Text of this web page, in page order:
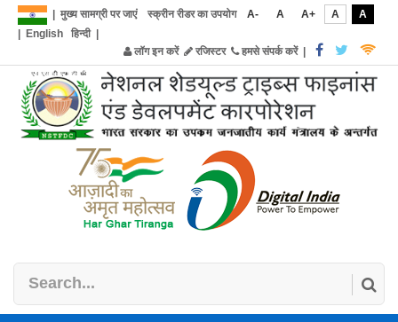
मुख्य सामग्री पर जाएं स्क्रीन रीडर का उपयोग A- A A+ A
A
English हिन्दी|
लॉग इन करें
रजिस्टर हमसे संपर्क करें|